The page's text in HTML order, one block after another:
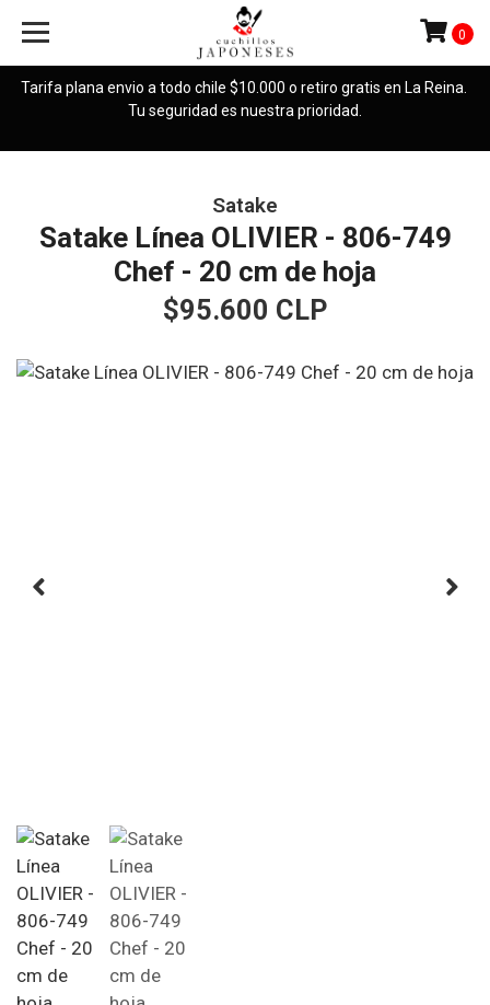
Tarifa plana envio a todo chile $10.000 o retiro gratis en La Reina.
Tu seguridad es nuestra prioridad.
0
Satake
Satake Línea OLIVIER - 806-749
Chef - 20 cm de hoja
$95.600 CLP